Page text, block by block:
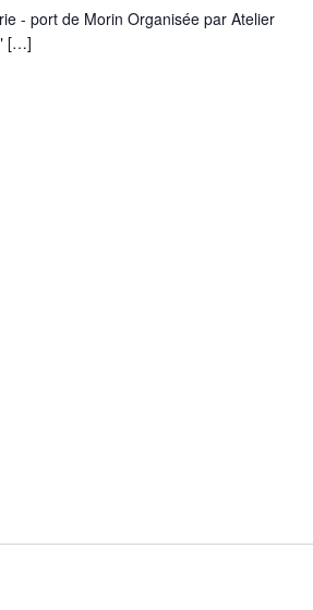
- port de Morin Organisée par Atelier
[…]